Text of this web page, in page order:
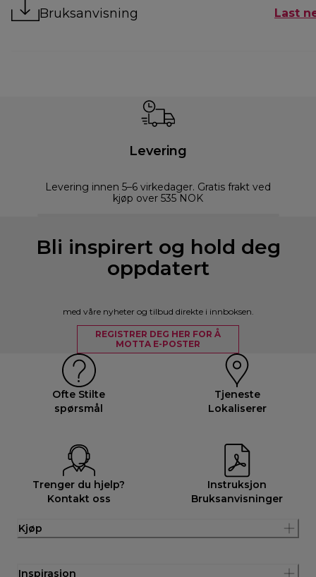
Bruksanvisning Last
Levering
Levering innen 5–6 virkedager. Gratis frakt ved
kjøp over 535 NOK
Bli inspirert og hold deg
oppdatert
med våre nyheter og tilbud direkte i innboksen.
REGISTRER DEG HER FOR Å
MOTTA E-POSTER
Ofte Stilte
spørsmål
Tjeneste
Lokaliserer
Trenger du hjelp?
Kontakt oss
Instruksjon
Bruksanvisninger
Kjøp
Inspirasjon